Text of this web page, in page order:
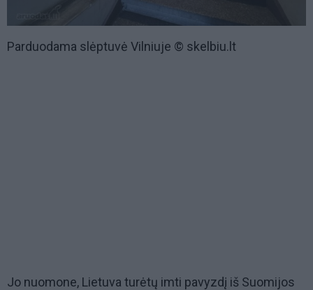
Parduodama slėptuvė Vilniuje © skelbiu.lt
Jo nuomone, Lietuva turėtų imti pavyzdį iš Suomijos